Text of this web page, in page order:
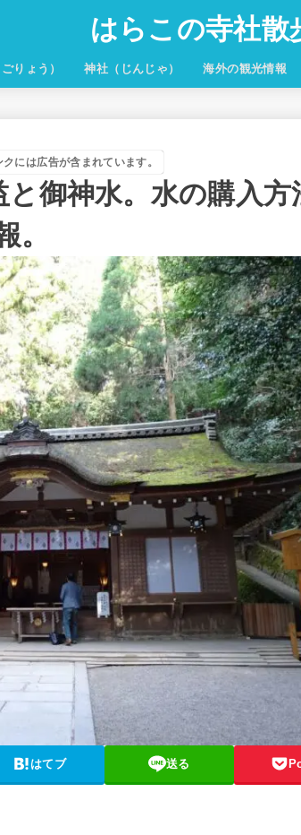
はらこの寺社散
りょう） 神社（じんじゃ） 海外の観光情報
には広告が含まれています。
御神水。水の購入方
。
はてブ 送る